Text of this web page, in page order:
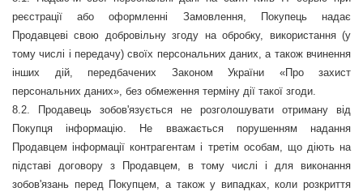
реєстрації або оформленні Замовлення, Покупець надає
Продавцеві свою добровільну згоду на обробку, використання (у
тому числі і передачу) своїх персональних даних, а також вчинення
інших дій, передбачених Законом України «Про захист
персональних даних», без обмеження терміну дії такої згоди.
8.2. Продавець зобов'язується не розголошувати отриману від
Покупця інформацію. Не вважається порушенням надання
Продавцем інформації контрагентам і третім особам, що діють на
підставі договору з Продавцем, в тому числі і для виконання
зобов'язань перед Покупцем, а також у випадках, коли розкриття